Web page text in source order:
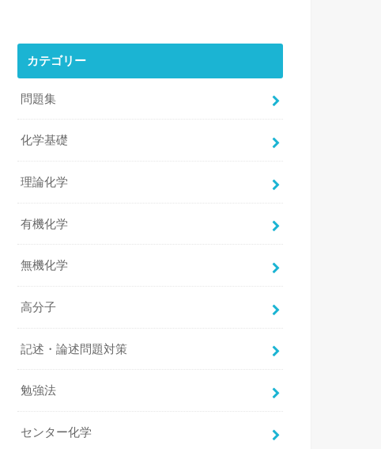
カテゴリー
問題集
化学基礎
理論化学
有機化学
無機化学
高分子
記述・論述問題対策
勉強法
センター化学